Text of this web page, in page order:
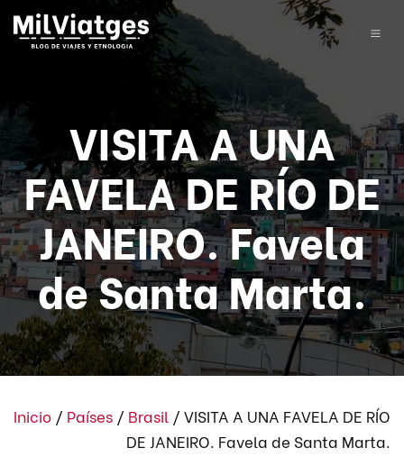
VISITA A UNA
FAVELA DE RÍO DE
JANEIRO. Favela
de Santa Marta.
Inicio / Países / Brasil / VISITA A UNA FAVELA DE RÍO
DE JANEIRO. Favela de Santa Marta.